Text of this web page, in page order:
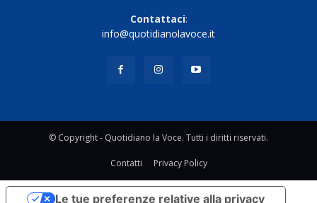
Contattaci:
info@quotidianolavoce.it
© Copyright - Quotidiano la Voce. Tutti i diritti riservati.
Contatti Privacy Policy
Le tue preferenze relative alla privacy